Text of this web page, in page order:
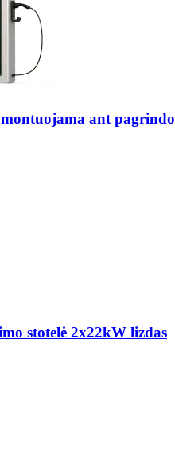
ant pagrindo
stotelė 2x22kW lizdas